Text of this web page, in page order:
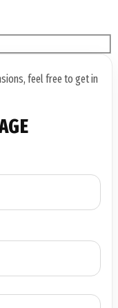
feel free to get in